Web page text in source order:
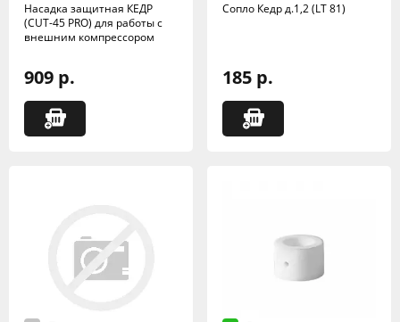
Насадка защитная КЕДР
(CUT-45 PRO) для работы с
внешним компрессором
909 р.
Сопло Кедр д.1,2 (LT 81)
185 р.